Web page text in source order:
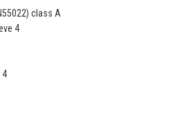
class A
4
4